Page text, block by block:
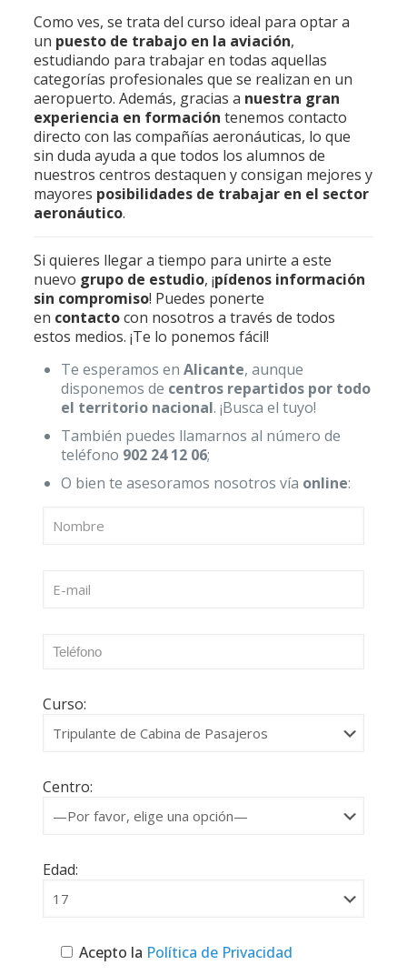
Como ves, se trata del curso ideal para optar a
un puesto de trabajo en la aviación,
estudiando para trabajar en todas aquellas
categorías profesionales que se realizan en un
aeropuerto. Además, gracias a nuestra gran
experiencia en formación tenemos contacto
directo con las compañías aeronáuticas, lo que
sin duda ayuda a que todos los alumnos de
nuestros centros destaquen y consigan mejores y
mayores posibilidades de trabajar en el sector
aeronáutico.
Si quieres llegar a tiempo para unirte a este
nuevo grupo de estudio, ¡pídenos información
sin compromiso! Puedes ponerte
en contactocon nosotros a través de todos
estos medios. ¡Te lo ponemos fácil!
Te esperamos en Alicante, aunque
disponemos de centros repartidos por todo
el territorio nacional. ¡Busca el tuyo!
También puedes llamarnos al número de
teléfono 902 24 12 06;
O bien te asesoramos nosotros vía online:
Curso:
Centro:
Edad:
Acepto la Política de Privacidad